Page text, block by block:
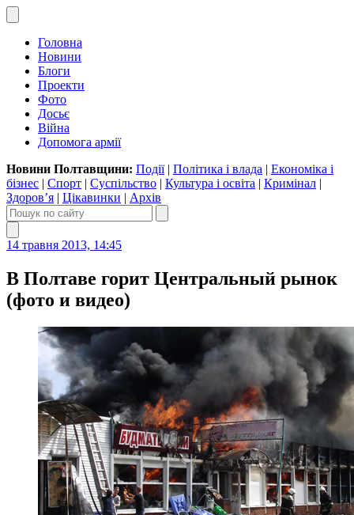
Головна
Новини
Блоги
Проекти
Фото
Досьє
Війна
Допомога армії
Новини Полтавщини: Події| Політика і влада | Економіка і
бізнес | Спорт | Суспільство | Культура і освіта | Кримінал |
Здоров’я | Цікавинки | Архів
14 травня 2013, 14:45
В Полтаве горит Центральный рынок
(фото и видео)